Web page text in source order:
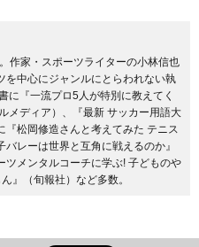
作家・スポーツライターの小林信也
を中心にジャンルにとらわれない執
に『一流プロ5人が特別に教えてく
メディア）、『最新 サッカー用語大
『松岡修造さんと考えてみた テニス
レーは世界と互角に戦えるのか』
ツメンタルコーチに学ぶ! 子どものや
』（旬報社）など多数。